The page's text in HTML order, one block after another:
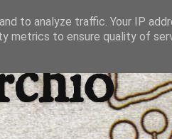
to analyze traffic. Your IP
metrics to ensure quality of